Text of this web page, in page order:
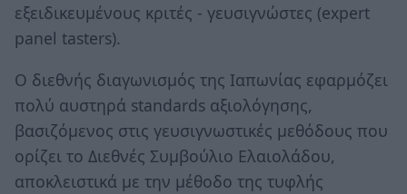
εξειδικευμένους κριτές - γευσιγνώστες (expert
panel tasters).
Ο διεθνής διαγωνισμός της Ιαπωνίας εφαρμόζει
πολύ αυστηρά standards αξιολόγησης,
βασιζόμενος στις γευσιγνωστικές μεθόδους που
ορίζει το Διεθνές Συμβούλιο Ελαιολάδου,
αποκλειστικά με την μέθοδο της τυφλής